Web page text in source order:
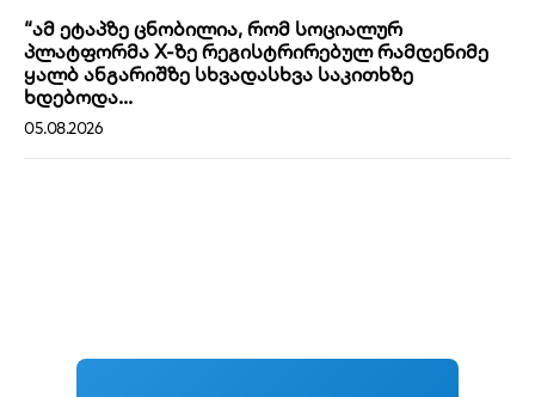
“ამ ეტაპზე ცნობილია, რომ სოციალურ
პლატფორმა X-ზე რეგისტრირებულ რამდენიმე
ყალბ ანგარიშზე სხვადასხვა საკითხზე
ხდებოდა...
05.08.2026